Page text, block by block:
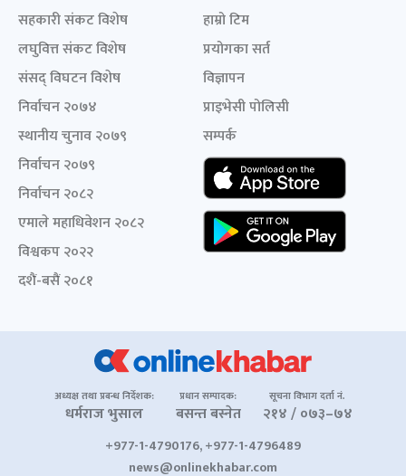
सहकारी संकट विशेष
लघुवित्त संकट विशेष
संसद् विघटन विशेष
निर्वाचन २०७४
स्थानीय चुनाव २०७९
निर्वाचन २०७९
निर्वाचन २०८२
एमाले महाधिवेशन २०८२
विश्वकप २०२२
दशैं-बसैं २०८१
हाम्रो टिम
प्रयोगका सर्त
विज्ञापन
प्राइभेसी पोलिसी
सम्पर्क
अध्यक्ष तथा प्रबन्ध निर्देशक:
धर्मराज भुसाल
प्रधान सम्पादक:
बसन्त बस्नेत
सूचना विभाग दर्ता नं.
२१४ / ०७३–७४
+977-1-4790176, +977-1-4796489
news@onlinekhabar.com